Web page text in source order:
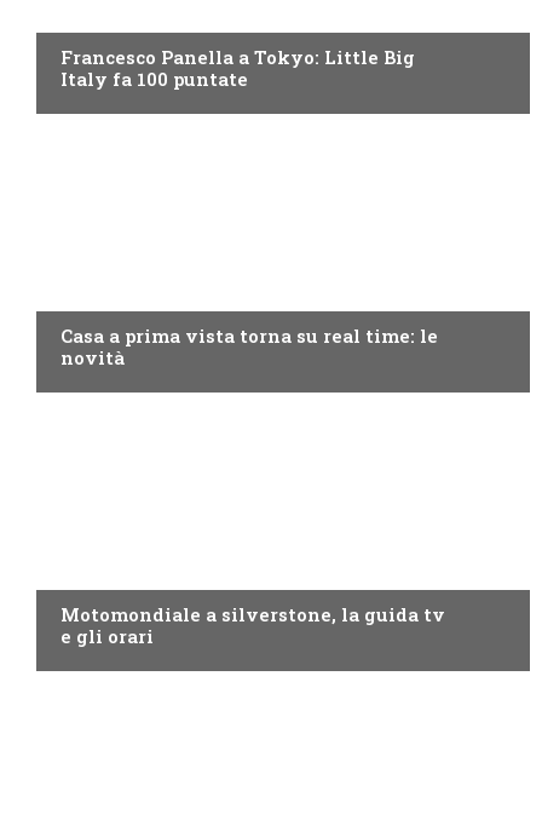
Francesco Panella a Tokyo: Little Big
Italy fa 100 puntate
Casa a prima vista torna su real time: le
novità
Motomondiale a silverstone, la guida tv
e gli orari